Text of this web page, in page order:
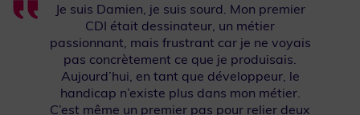
Je suis Damien, je suis sourd. Mon premier
CDI était dessinateur, un métier
passionnant, mais frustrant car je ne voyais
pas concrètement ce que je produisais.
Aujourd’hui, en tant que développeur, le
handicap n’existe plus dans mon métier.
C’est même un premier pas pour relier deux